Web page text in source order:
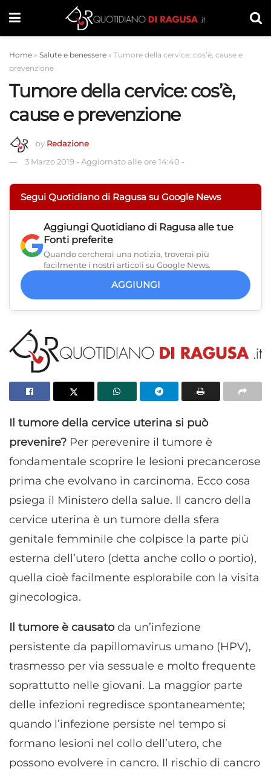
Home » Salute e benessere » Tumore della cervice: cos’è, cause e
prevenzione
Tumore della cervice: cos’è,
cause e prevenzione
by Redazione
3 Marzo 2019 - Aggiornato alle ore 14:40 -
Segui Quotidiano di Ragusa su Google News
Aggiungi Quotidiano di Ragusa alle tue
Fonti preferite
Quando cercherai una notizia, troverai più
facilmente i nostri articoli su Google News.
AGGIUNGI
Il tumore della cervice uterina si può
prevenire? Per perevenire il tumore è
fondamentale scoprire le lesioni precancerose
prima che evolvano in carcinoma. Ecco cosa
psiega il Ministero della salue. Il cancro della
cervice uterina è un tumore della sfera
genitale femminile che colpisce la parte più
esterna dell’utero (detta anche collo o portio),
quella cioè facilmente esplorabile con la visita
ginecologica.
Il tumore è causatoda un’infezione
persistente da papillomavirus umano (HPV),
trasmesso per via sessuale e molto frequente
soprattutto nelle giovani. La maggior parte
delle infezioni regredisce spontaneamente;
quando l’infezione persiste nel tempo si
formano lesioni nel collo dell’utero, che
possono evolvere in cancro. Il rischio di cancro